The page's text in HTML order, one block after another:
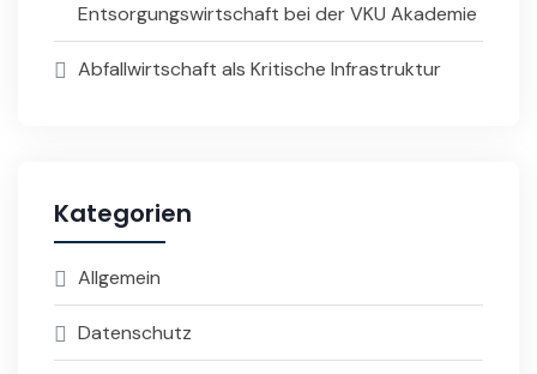
Entsorgungswirtschaft bei der VKU Akademie
Abfallwirtschaft als Kritische Infrastruktur
Kategorien
Allgemein
Datenschutz